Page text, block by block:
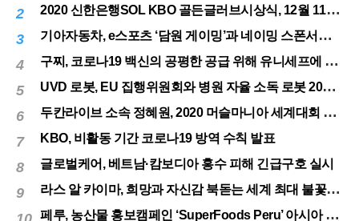
2 2020 신한은행SOL KBO 골든글러브시상식, 12월 11일(금) 시행
3 기아자동차, e스포츠 ‘담원 게이밍’과 네이밍 스폰서십 체결
4 구찌, 코로나19 백신의 공평한 공급 위해 유니세프에 50만달러 기부
5 UVD 로봇, EU 집행위원회와 병원 자율 소독 로봇 200대 공급 계약
6 두칸라이브 소속 정혜원, 2020 머슬마니아 세계대회 우승
7 KBO, 비활동 기간 코로나19 방역 수칙 발표
8 글로벌케어, 베트남·캄보디아 홍수 피해 긴급구호 실시
9 라스 알 카이마, 희망과 자신감 북돋는 세계 최대 불꽃놀이
페루, 농산물 홍보캠페인 ‘SuperFoods Peru’ 아시아 진출개척